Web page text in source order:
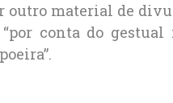
outro material de
conta do